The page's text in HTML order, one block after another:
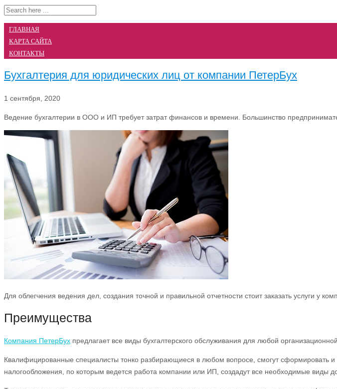
ГЛАВНАЯ
КАРТА САЙТА
КОНТАКТЫ
Бухгалтерия для юридических лиц от компании ПетерБух
1 сентября, 2020
Ведение бухгалтерии в ООО и ИП требует затрат финансов и времени. Большинство
Для облегчения ведения дел, создания точной и правильной отчетности стоит заказать услуги у
Преимущества
Компания ПетерБух предлагает все виды бухгалтерского обслуживания для любой
Квалифицированные специалисты тонко разбирающиеся в любом вопросе, смогут сформировать и
налогообложения, по которым ведется работа компании или ИП, создадут все необходимые виды